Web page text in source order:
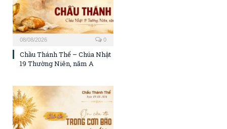
08/08/2026 0
Chầu Thánh Thể – Chúa Nhật
19 Thường Niên, năm A